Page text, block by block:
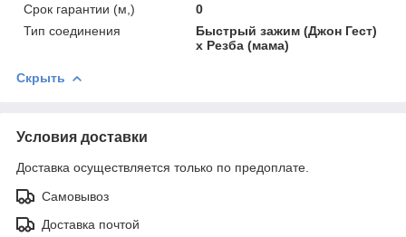
Срок гарантии (м,)
0
Тип соединения
Быстрый зажим (Джон Гест)
x Резба (мама)
Скрыть
Условия доставки
Доставка осуществляется только по предоплате.
Самовывоз
Доставка почтой